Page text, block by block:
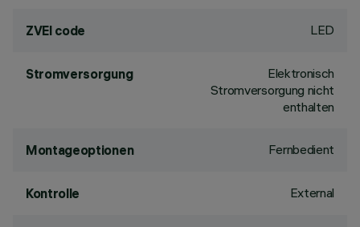
ZVEI code LED
Stromversorgung
Elektronisch
Stromversorgung nicht
enthalten
Montageoptionen Fernbedient
Kontrolle External